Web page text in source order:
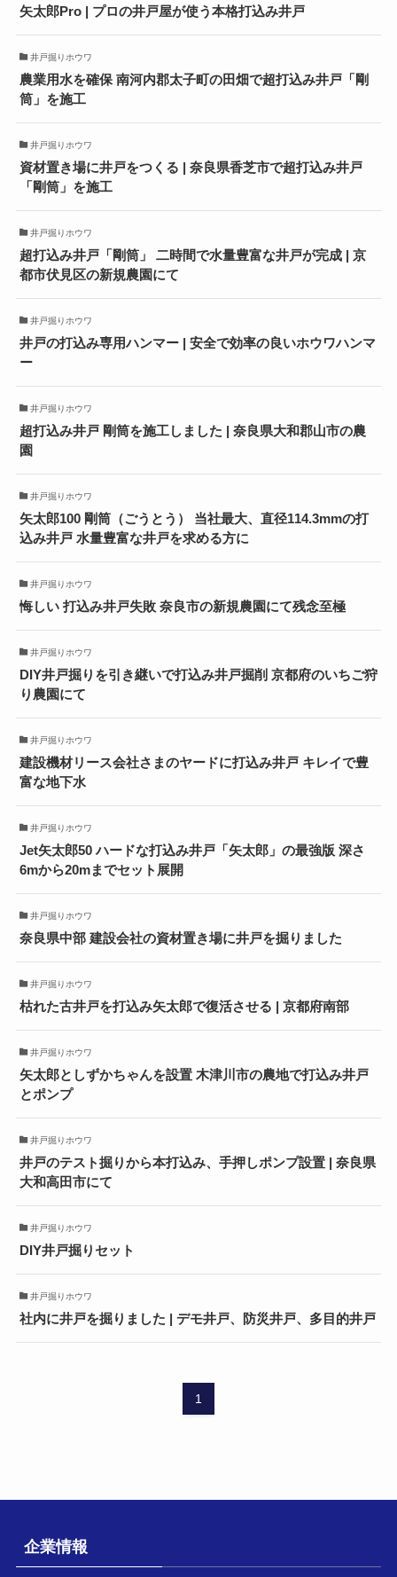
矢太郎Pro | プロの井戸屋が使う本格打込み井戸
井戸掘りホウワ
農業用水を確保 南河内郡太子町の田畑で超打込み井戸「剛
筒」を施工
井戸掘りホウワ
資材置き場に井戸をつくる | 奈良県香芝市で超打込み井戸
「剛筒」を施工
井戸掘りホウワ
超打込み井戸「剛筒」 二時間で水量豊富な井戸が完成 | 京
都市伏見区の新規農園にて
井戸掘りホウワ
井戸の打込み専用ハンマー | 安全で効率の良いホウワハンマ
ー
井戸掘りホウワ
超打込み井戸 剛筒を施工しました | 奈良県大和郡山市の農
園
井戸掘りホウワ
矢太郎100 剛筒（ごうとう） 当社最大、直径114.3mmの打
込み井戸 水量豊富な井戸を求める方に
井戸掘りホウワ
悔しい 打込み井戸失敗 奈良市の新規農園にて残念至極
井戸掘りホウワ
DIY井戸掘りを引き継いで打込み井戸掘削 京都府のいちご狩
り農園にて
井戸掘りホウワ
建設機材リース会社さまのヤードに打込み井戸 キレイで豊
富な地下水
井戸掘りホウワ
Jet矢太郎50 ハードな打込み井戸「矢太郎」の最強版 深さ
6mから20mまでセット展開
井戸掘りホウワ
奈良県中部 建設会社の資材置き場に井戸を掘りました
井戸掘りホウワ
枯れた古井戸を打込み矢太郎で復活させる | 京都府南部
井戸掘りホウワ
矢太郎としずかちゃんを設置 木津川市の農地で打込み井戸
とポンプ
井戸掘りホウワ
井戸のテスト掘りから本打込み、手押しポンプ設置 | 奈良県
大和高田市にて
井戸掘りホウワ
DIY井戸掘りセット
井戸掘りホウワ
社内に井戸を掘りました | デモ井戸、防災井戸、多目的井戸
1
企業情報